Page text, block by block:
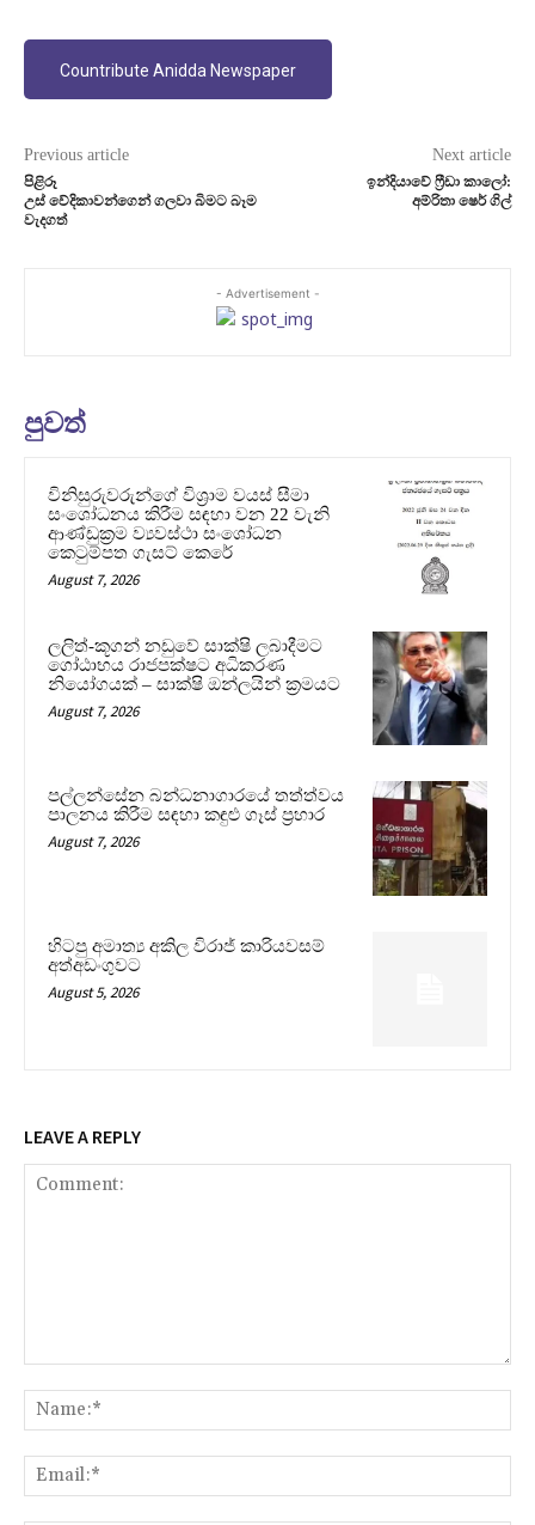
Countribute Anidda Newspaper
Previous article
පිළිරූ
උස් වේදිකාවන්ගෙන් ගලවා බිමට බෑම
වැදගත්
Next article
ඉන්දියාවේ ෆ්‍රීඩා කාලෝ:
අම්රිතා ෂෙර් ගිල්
- Advertisement -
පුවත්
විනිසුරුවරුන්ගේ විශ්‍රාම වයස් සීමා
සංශෝධනය කිරීම සඳහා වන 22 වැනි
ආණ්ඩුක්‍රම ව්‍යවස්ථා සංශෝධන
කෙටුම්පත ගැසට් කෙරේ
August 7, 2026
ලලිත්-කූගන් නඩුවේ සාක්ෂි ලබාදීමට
ගෝඨාභය රාජපක්ෂට අධිකරණ
නියෝගයක් – සාක්ෂි ඔන්ලයින් ක්‍රමයට
August 7, 2026
පල්ලන්සේන බන්ධනාගාරයේ තත්ත්වය
පාලනය කිරීම සඳහා කඳුළු ගෑස් ප්‍රහාර
August 7, 2026
හිටපු අමාත්‍ය අකිල විරාජ් කාරියවසම්
අත්අඩංගුවට
August 5, 2026
LEAVE A REPLY